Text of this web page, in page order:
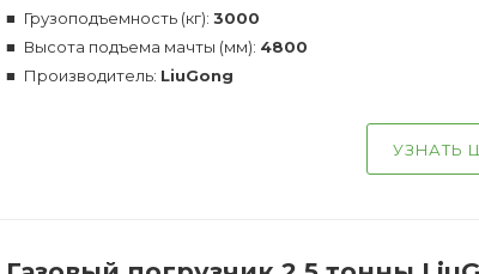
Грузоподъемность (кг): 3000
Высота подъема мачты (мм): 4800
Производитель: LiuGong
УЗНАТЬ